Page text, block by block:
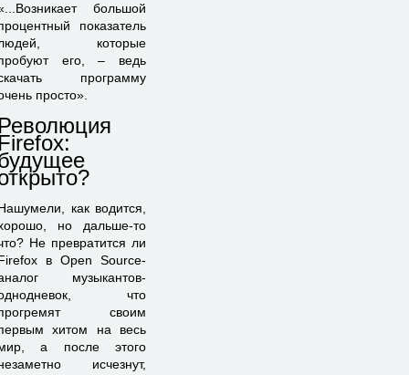
большой
показатель
которые
его, – ведь
программу
просто».
как водится,
но дальше-то
Не превратится ли
в Open Source-
музыкантов-
что
своим
хитом на весь
а после этого
исчезнут,